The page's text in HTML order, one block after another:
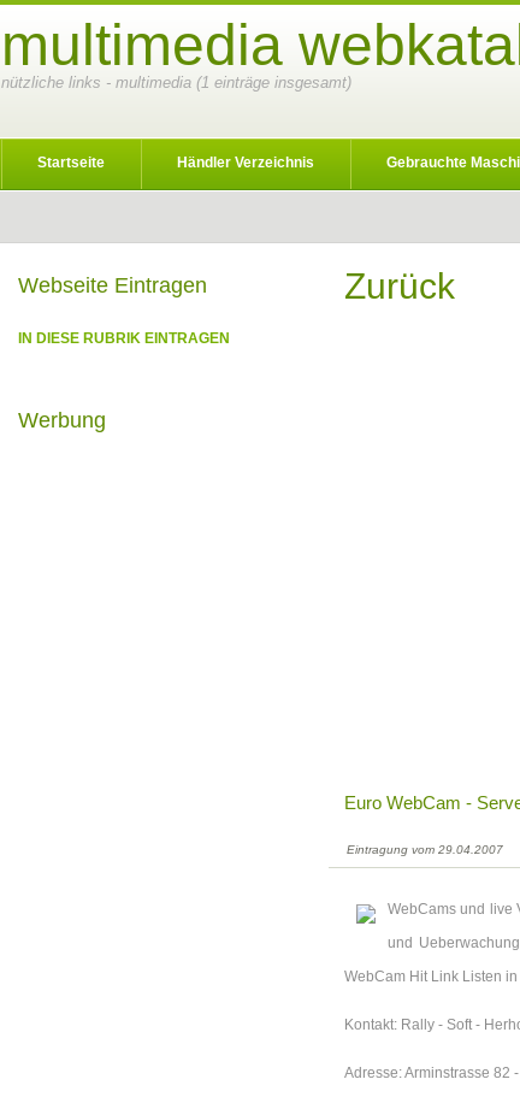
multimedia
nützliche links - multimedia (1 einträge insgesamt)
Startseite Händler Verzeichnis Gebrauchte
Zurück
Euro WebCam -
Eintragung vom 29.04.2007
WebCams und live
und
WebCam Hit Link Listen
Kontakt: Rally - Soft -
Adresse: Arminstrasse 82
Webseite Eintragen
IN DIESE RUBRIK EINTRAGEN
Werbung